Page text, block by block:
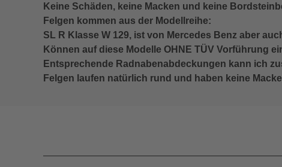
Keine Schäden, keine Macken und keine
Felgen kommen aus der Modellreihe:
SL R Klasse W 129, ist von Mercedes Benz aber
Können auf diese Modelle OHNE TÜV Vorführung
Entsprechende Radnabenabdeckungen kann ich
Felgen laufen natürlich rund und haben keine